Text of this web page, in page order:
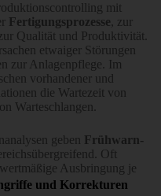
mit
Ferti­gungs­­prozesse, zur
Qualität und Pro­duk­­ti­vität.
etwa­iger Stö­rungen
zur Anlagen­­pflege. Im
vor­han­­dener und
die Warte­­zeit von
Warte­­schlangen.
geben Früh­­warn­­
Oft
Aus­bringung je
und Korrekturen